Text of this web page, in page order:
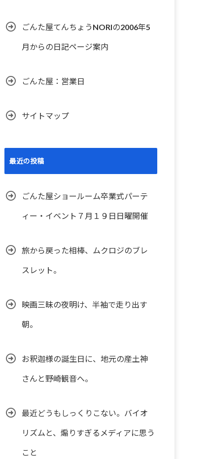
ごんた屋てんちょうNORIの2006年5
月からの日記ページ案内
ごんた屋：営業日
サイトマップ
最近の投稿
ごんた屋ショールーム卒業式パーテ
ィー・イベント７月１９日日曜開催
旅から戻った相棒、ムクロジのブレ
スレット。
映画三昧の夜明け、半袖で走り出す
朝。
お釈迦様の誕生日に、地元の産土神
さんと野崎観音へ。
最近どうもしっくりこない。バイオ
リズムと、煽りすぎるメディアに思う
こと